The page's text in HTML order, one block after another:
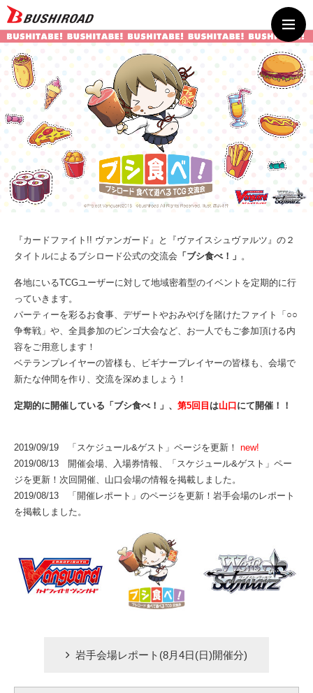
『カードファイト!! ヴァンガード』と『ヴァイスシュヴァルツ』の２
タイトルによるブシロード公式の交流会 「ブシ食べ！」 。
各地にいるTCGユーザーに対して地域密着型のイベントを定期的に行
っていきます。
パーティーを彩るお食事、デザートやおみやげを賭けたファイト「○○
争奪戦」や、全員参加のビンゴ大会など、お一人でもご参加頂ける内
容をご用意します！
ベテランプレイヤーの皆様も、ビギナープレイヤーの皆様も、会場で
新たな仲間を作り、交流を深めましょう！
定期的に開催している「ブシ食べ！」、 第5回目 は山口にて開催！！
2019/09/19 「スケジュール&ゲスト」ページを更新！ new!
2019/08/13 開催会場、入場券情報、「スケジュール&ゲスト」ペー
ジを更新！次回開催、山口会場の情報を掲載しました。
2019/08/13 「開催レポート」のページを更新！岩手会場のレポート
を掲載しました。
岩手会場レポート(8月4日(日)開催分)